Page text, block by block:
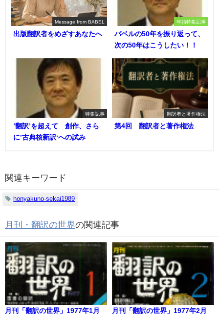
Message from BABEL
出版翻訳者をめざすあなたへ
年始特集記事
バベルの50年を振り返って、
次の50年はこうしたい！！
特集記事
’翻訳’を超えて 創作、さら
に’古典核新訳‘への試み
翻訳者と著作権法
第4回 翻訳者と著作権法
関連キーワード
honyakuno-sekai1989
月刊・翻訳の世界の関連記事
月刊「翻訳の世界」1977年1月 月刊「翻訳の世界」1977年2月